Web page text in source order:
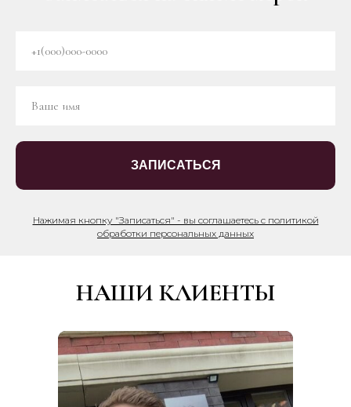
ЗАПИСАТЬСЯ
Нажимая кнопку "Записаться" - вы соглашаетесь с политикой
обработки персональных данных
НАШИ КЛИЕНТЫ